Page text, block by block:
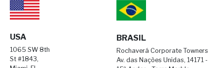
USA
1065 SW 8th
St #1843,
BRASIL
Rochaverá Corporate Towners
Av. das Nações Unidas, 14171 -